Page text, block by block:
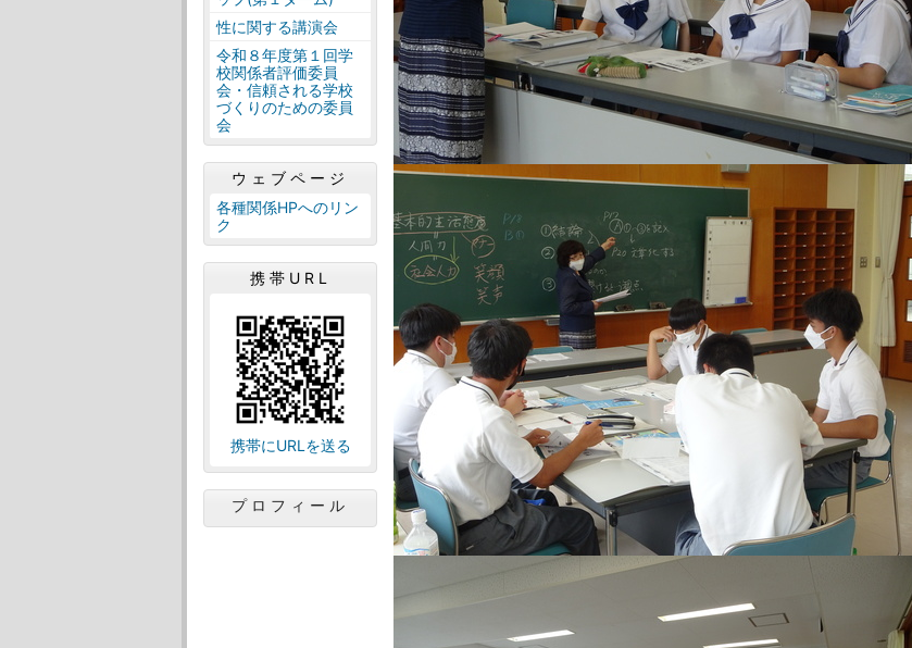
性に関する講演会
令和８年度第１回学
校関係者評価委員
会・信頼される学校
づくりのための委員
会
ウェブページ
各種関係HPへのリン
ク
携帯URL
携帯にURLを送る
プロフィール